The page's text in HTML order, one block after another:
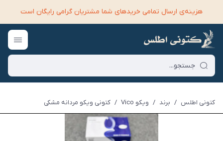
هزینه‌ی ارسال تمامی خرید‌های شما مشتریان گرامی رایگان است
کتونی اطلس / برند / ویکو Vico / کتونی ویکو مردانه مشکی